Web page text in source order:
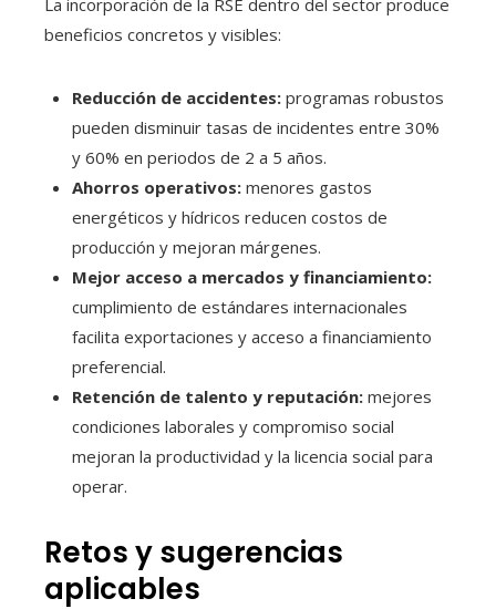
beneficios concretos y visibles:
Reducción de accidentes: programas robustos
pueden disminuir tasas de incidentes entre 30%
y 60% en periodos de 2 a 5 años.
Ahorros operativos: menores gastos
energéticos y hídricos reducen costos de
producción y mejoran márgenes.
Mejor acceso a mercados y financiamiento:
cumplimiento de estándares internacionales
facilita exportaciones y acceso a financiamiento
preferencial.
Retención de talento y reputación: mejores
condiciones laborales y compromiso social
mejoran la productividad y la licencia social para
operar.
Retos y sugerencias
aplicables